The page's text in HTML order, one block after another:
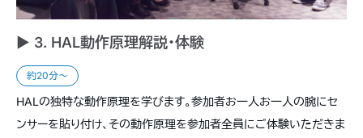
► 3. HAL動作原理解説・体験
約20分〜
HALの独特な動作原理を学びます。参加者お一人お一人の腕にセ
ンサーを貼り付け、その動作原理を参加者全員にご体験いただきま